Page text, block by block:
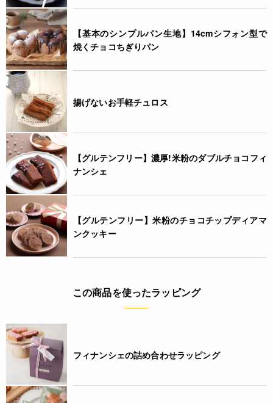
【基本のシンプルパン生地】14cmシフォン型で
焼くチョコちぎりパン
揚げないお手軽チュロス
【グルテンフリー】濃厚!米粉のダブルチョコフィ
ナンシェ
【グルテンフリー】米粉のチョコチップディアマ
ンクッキー
この商品を使ったラッピング
フィナンシェの詰め合わせラッピング